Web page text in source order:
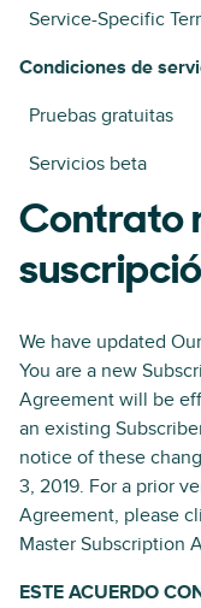
Service-Specific
Condiciones de
Pruebas gratuitas
Servicios beta
Contrato
We have updated
You are a new
Agreement will be
an existing
notice of these
3, 2019. For a prior
Agreement, please
Master Subscription
ESTE ACUERDO